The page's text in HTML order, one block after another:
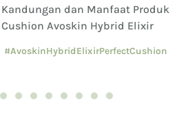
Kandungan dan Manfaat Produk
Cushion Avoskin Hybrid Elixir
#AvoskinHybridElixirPerfectCushion
#CushionAvoskin
9 10 11 12 13 14 15 16